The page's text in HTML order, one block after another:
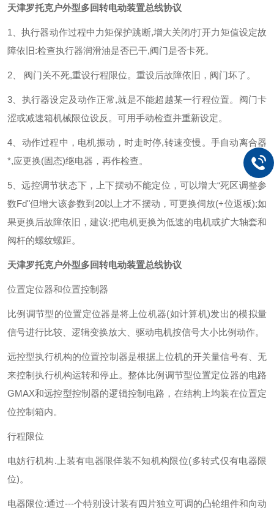
天津罗托克户外型多回转电动装置总线协议
1、执行器动作过程中力矩保护跳断,增大关闭/打开力矩值设定故
障依旧:检查执行器润滑油是否已干,阀门是否卡死。
2、 阀门关不死,重设行程限位。重设后故障依旧，阀门坏了。
3、执行器设定及动作正常,就是不能超越某一行程位置。阀门卡
涩或减速箱机械限位设反。可用手动检查并重新设定。
4、动作过程中，电机振动，时走时停,转速变慢。手自动离合器
*,应更换(固态)继电器，再作检查。
5、远控调节状态下，上下摆动不能定位，可以增大“死区调整参
数Fd"但增大该参数到20以上才不摆动，可更换伺放(+位返板);如
果更换后故障依旧，建议:把电机更换为低速的电机或扩大轴套和
阀杆的螺纹螺距。
天津罗托克户外型多回转电动装置总线协议
位置定位器和位置控制器
比例调节型的位置定位器是将上位机器(如计算机)发出的模拟量
信号进行比较、逻辑变换放大、驱动电机按信号大小比例动作。
远控型执行机构的位置控制器是根据上位机的开关量信号有、无
来控制执行机构运转和停止。整体比例调节型位置定位器的电路
GMAX和远控型控制器的逻辑控制电路，在结构上均装在位置定
位控制箱内。
行程限位
电妨行机构.上装有电器限佯装不知机构限位(多转式仅有电器限
位)。
电器限位:通过---个特别设计装有四片独立可调的凸轮组件和向动